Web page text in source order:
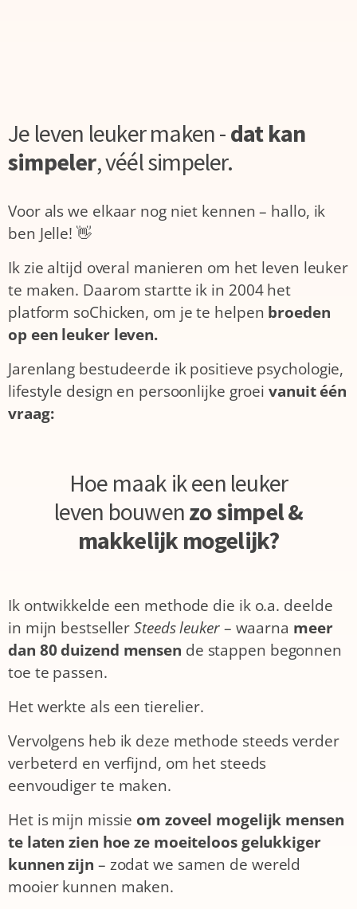
Je leven leuker maken -dat kan
simpeler,véél simpeler.
Voor als we elkaar nog niet kennen – hallo, ik
ben Jelle! 👋
Ik zie altijd overal manieren om het leven leuker
te maken. Daarom startte ik in 2004 het
platform soChicken, om je te helpen broeden
op een leuker leven.
Jarenlang bestudeerde ik positieve psychologie,
lifestyle design en persoonlijke groeivanuit één
vraag:
Hoe maak ik een leuker
leven bouwenzo simpel &
makkelijk mogelijk?
Ik ontwikkelde een methode die ik o.a. deelde
in mijn bestsellerSteeds leuker– waarna meer
dan 80 duizend mensen de stappen begonnen
toe te passen.
Het werkte als een tierelier.
Vervolgens heb ik deze methode steeds verder
verbeterd en verfijnd, om het steeds
eenvoudiger te maken.
Het is mijn missie om zoveel mogelijk mensen
te laten zien hoe ze moeiteloos gelukkiger
kunnen zijn – zodat we samen de wereld
mooier kunnen maken.